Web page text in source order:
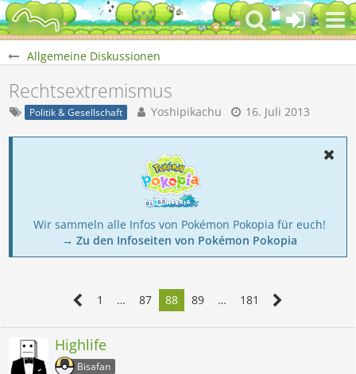
Allgemeine Diskussionen
Rechtsextremismus
Politik & Gesellschaft Yoshipikachu 16. Juli 2013
Wir sammeln alle Infos von Pokémon Pokopia für euch!
→ Zu den Infoseiten von Pokémon Pokopia
1 … 87 88 89 … 181
Highlife
Bisafan